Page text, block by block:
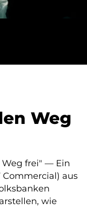
Weg
Weg frei" — Ein
Commercial) aus
wie